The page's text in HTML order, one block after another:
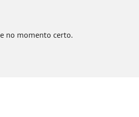
no momento certo.